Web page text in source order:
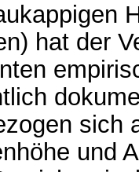
hat der
sich
und